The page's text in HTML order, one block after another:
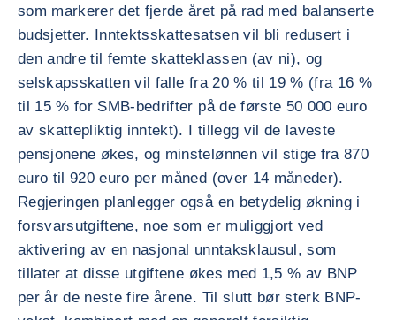
som markerer det fjerde året på rad med balanserte
budsjetter. Inntektsskattesatsen vil bli redusert i
den andre til femte skatteklassen (av ni), og
selskapsskatten vil falle fra 20 % til 19 % (fra 16 %
til 15 % for SMB-bedrifter på de første 50 000 euro
av skattepliktig inntekt). I tillegg vil de laveste
pensjonene økes, og minstelønnen vil stige fra 870
euro til 920 euro per måned (over 14 måneder).
Regjeringen planlegger også en betydelig økning i
forsvarsutgiftene, noe som er muliggjort ved
aktivering av en nasjonal unntaksklausul, som
tillater at disse utgiftene økes med 1,5 % av BNP
per år de neste fire årene. Til slutt bør sterk BNP-